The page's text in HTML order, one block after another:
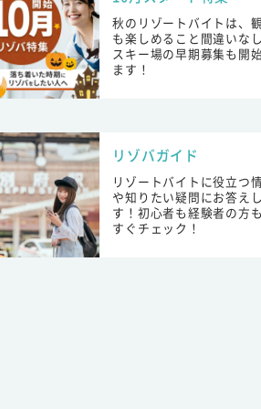
秋のリゾートバイトは、
も楽しめること間違いな
スキー場の早期募集も開
ます！
リゾバガイド
リゾートバイトに役立つ
や知りたい疑問にお答え
す！初心者も経験者の方
すぐチェック！